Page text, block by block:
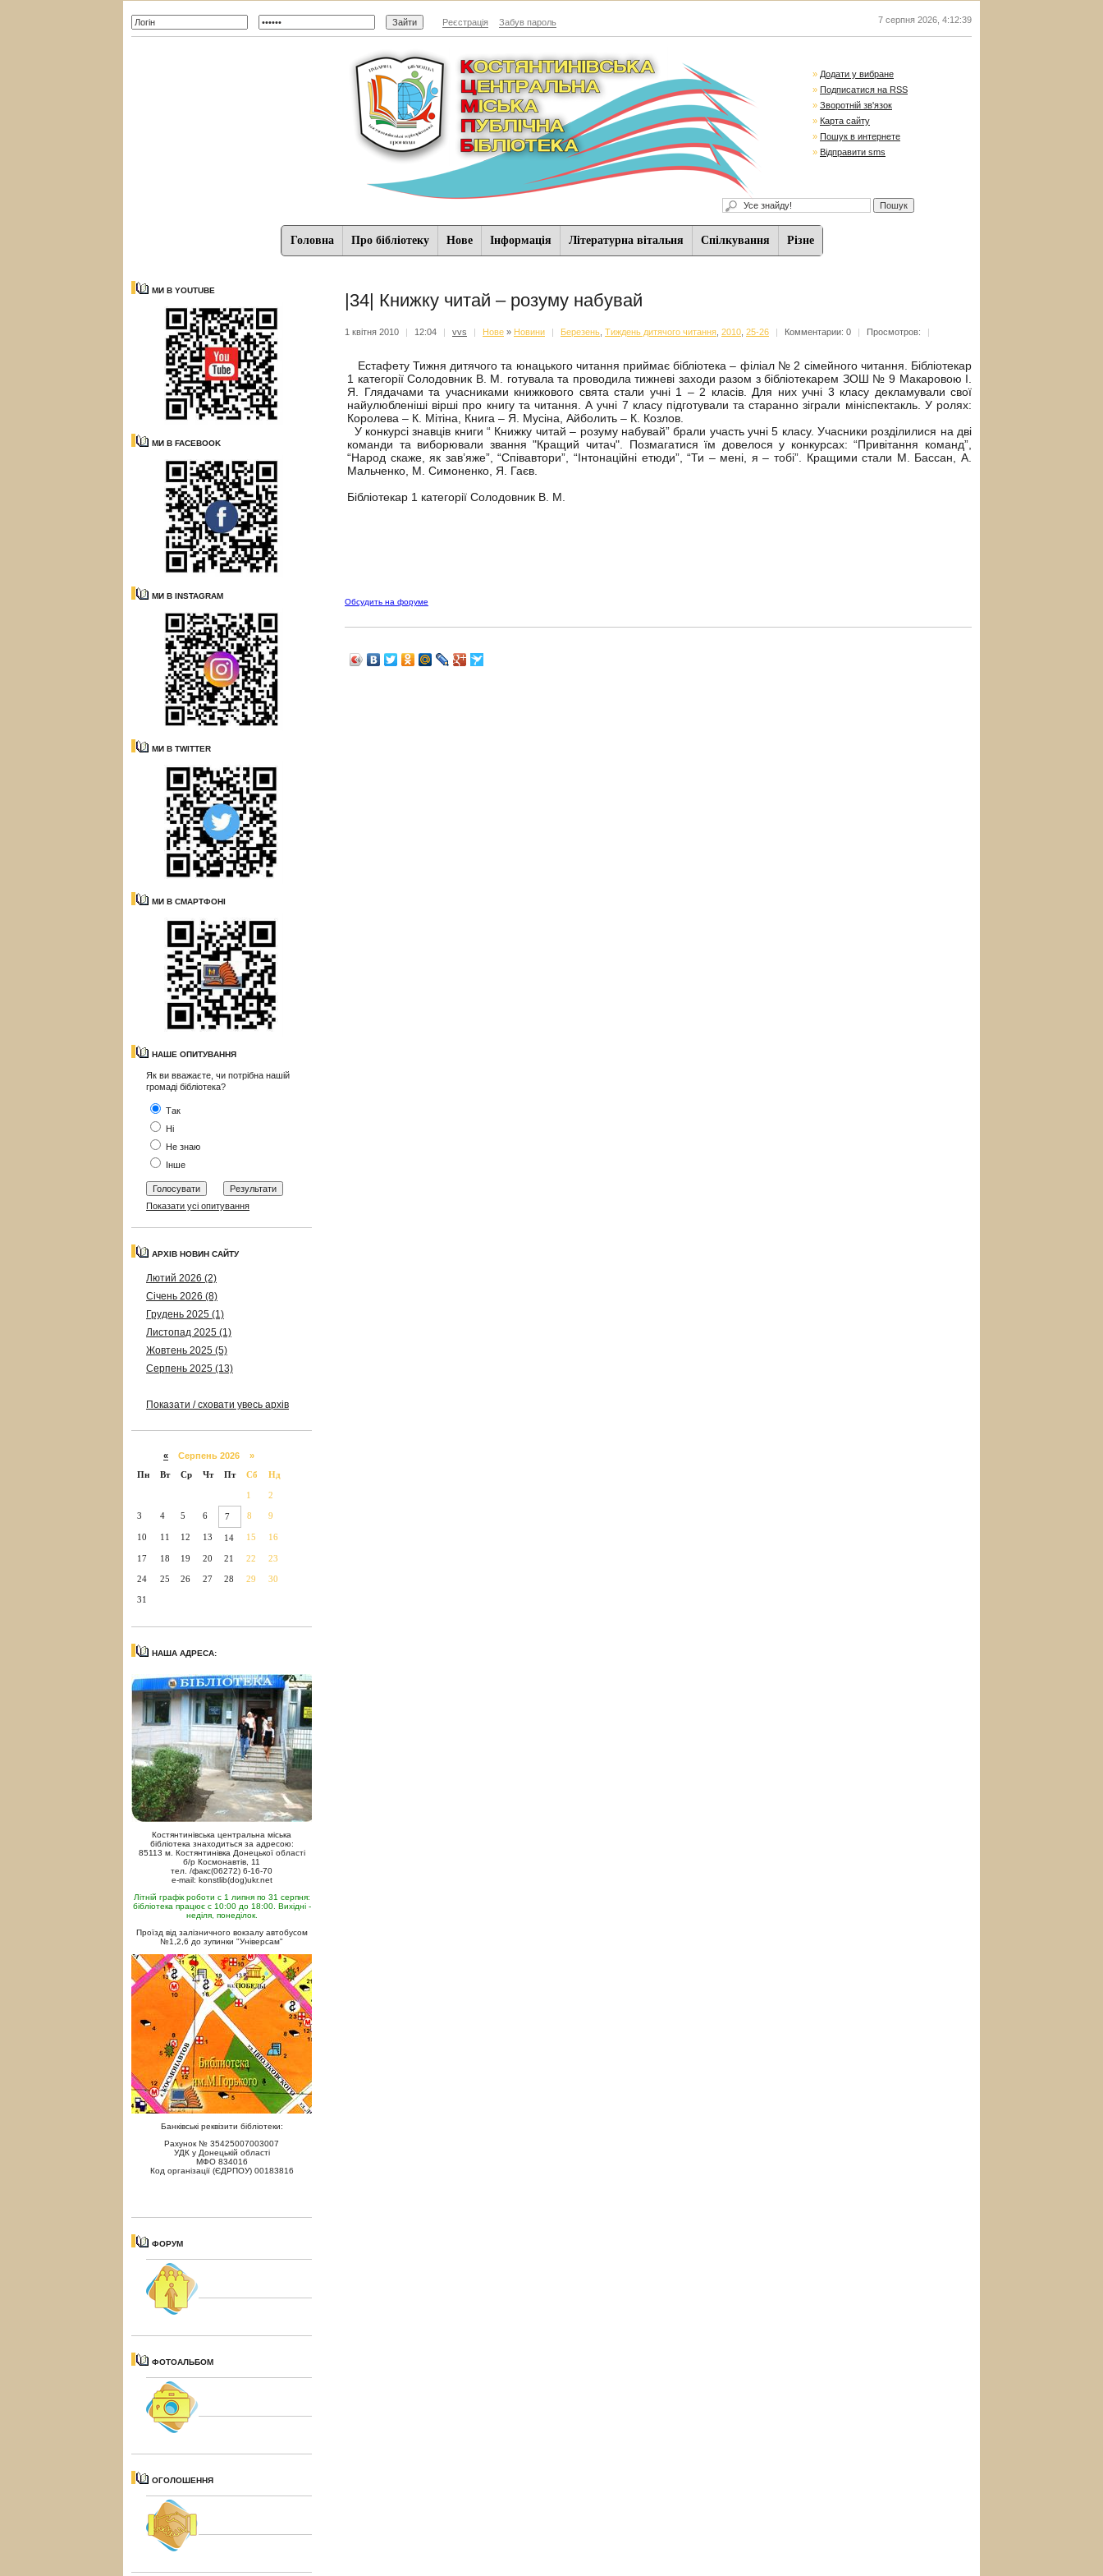
Реєстрація Забув пароль 7 серпня 2026 4:12:39
» Додати у вибране
» Подписатися на RSS
» Зворотній зв'язок
» Карта сайту
» Пошук в интернете
» Відправити sms
Головна Про бібліотеку Нове Iнформацiя Літературна вітальня Спiлкування Різне
МИ В YOUTUBE
МИ В FACEBOOK
МИ В INSTAGRAM
МИ В TWITTER
МИ В СМАРТФОНІ
НАШЕ ОПИТУВАННЯ
Як ви вважаєте, чи потрібна нашій
громаді бібліотека?
Так
Ні
Не знаю
Інше
Показати усі опитування
АРХІВ НОВИН САЙТУ
Лютий 2026 (2)
Січень 2026 (8)
Грудень 2025 (1)
Листопад 2025 (1)
Жовтень 2025 (5)
Серпень 2025 (13)
Показати / сховати увесь архів
« Серпень 2026 »
Пн
Вт Ср Чт Пт Сб Нд
1 2
3 4 5 6 7 8 9
10 11 12 13 14 15 16
17 18 19 20 21 22 23
24 25 26 27 28 29 30
31
НАША АДРЕСА:
Костянтинівська центральна міська
бібліотека знаходиться за адресою:
85113 м. Костянтинівка Донецької області
б/р Космонавтів, 11
тел. /факс(06272) 6-16-70
e-mail: konstlib(dog)ukr.net
Літній графік роботи с 1 липня по 31 серпня:
бібліотека працює с 10:00 до 18:00. Вихідні -
неділя, понеділок.
Проїзд від залізничного вокзалу автобусом
№1,2,6 до зупинки "Універсам"
Банківські реквізити бібліотеки:
Рахунок № 35425007003007
УДК у Донецькій області
МФО 834016
Код організації (ЄДРПОУ) 00183816
ФОРУМ
ФОТОАЛЬБОМ
ОГОЛОШЕННЯ
|34| Книжку читай – розуму набувай
1 квітня 2010 | 12:04 | vvs | Нове » Новини | Березень Тиждень дитячого читання 2010 25-26 | Комментарии: 0 | Просмотров: |
Естафету Тижня дитячого та юнацького читання приймає бібліотека – філіал № 2 сімейного читання. Бібліотекар
1 категорії Солодовник В. М. готувала та проводила тижневі заходи разом з бібліотекарем ЗОШ № 9 Макаровою І.
Я. Глядачами та учасниками книжкового свята стали учні 1 – 2 класів. Для них учні 3 класу декламували свої
найулюбленіші вірші про книгу та читання. А учні 7 класу підготували та старанно зіграли мініспектакль. У ролях:
Королева – К. Мітіна, Книга – Я. Мусіна, Айболить – К. Козлов.
У конкурсі знавців книги “ Книжку читай – розуму набувай” брали участь учні 5 класу. Учасники розділилися на дві
команди та виборювали звання "Кращий читач". Позмагатися їм довелося у конкурсах: “Привітання команд”,
“Народ скаже, як зав’яже”, “Співавтори”, “Інтонаційні етюди”, “Ти – мені, я – тобі”. Кращими стали М. Бассан, А.
Мальченко, М. Симоненко, Я. Гаєв.
Бібліотекар 1 категорії Солодовник В. М.
Обсудить на форуме